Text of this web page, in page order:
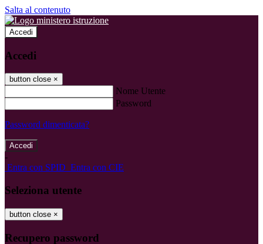
Salta al contenuto
Accedi
Accedi
button close ×
Nome Utente
Password
Password dimenticata?
-
Entra con SPID Entra con CIE
Seleziona utente
button close ×
Recupero password